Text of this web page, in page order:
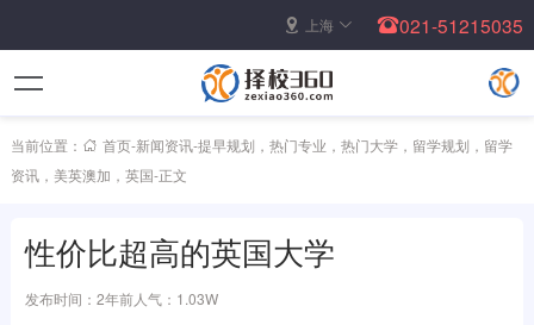
上海 021-51215035
当前位置： 首页-新闻资讯-提早规划 ， 热门专业 ， 热门大学， 留学规划 ， 留学
资讯， 美英澳加 ， 英国-正文
性价比超高的英国大学
发布时间：2年前人气：1.03W